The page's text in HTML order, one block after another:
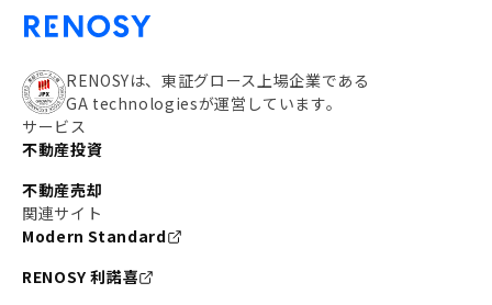
RENOSYは、東証グロース上場企業である
GA technologiesが運営しています。
サービス
不動産投資
不動産売却
関連サイト
Modern Standard
RENOSY 利諾喜